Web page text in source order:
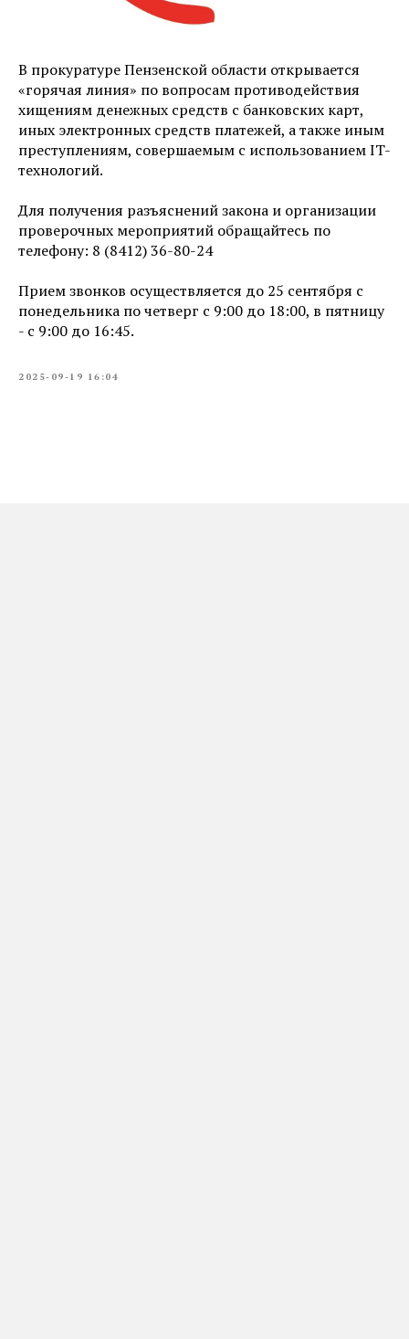
В прокуратуре Пензенской области открывается
«горячая линия» по вопросам противодействия
хищениям денежных средств с банковских карт,
иных электронных средств платежей, а также иным
преступлениям, совершаемым с использованием IT-
технологий.
Для получения разъяснений закона и организации
проверочных мероприятий обращайтесь по
телефону: 8 (8412) 36-80-24
Прием звонков осуществляется до 25 сентября с
понедельника по четверг с 9:00 до 18:00, в пятницу
- с 9:00 до 16:45.
2025-09-19 16:04